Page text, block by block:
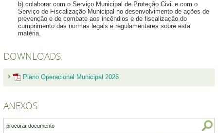
b) colaborar com o Serviço Municipal de Proteção Civil e com o
Serviço de Fiscalização Municipal no desenvolvimento de ações de
prevenção e de combate aos incêndios e de fiscalização do
cumprimento das normas legais e regulamentares sobre esta
matéria.
DOWNLOADS:
Plano Operacional Municipal 2026
ANEXOS: